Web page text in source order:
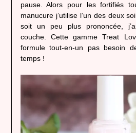
pause. Alors pour les fortifiés
manucure j’utilise l’un des deux
soit un peu plus prononcée,
couche. Cette gamme Treat
formule tout-en-un pas besoin
temps !